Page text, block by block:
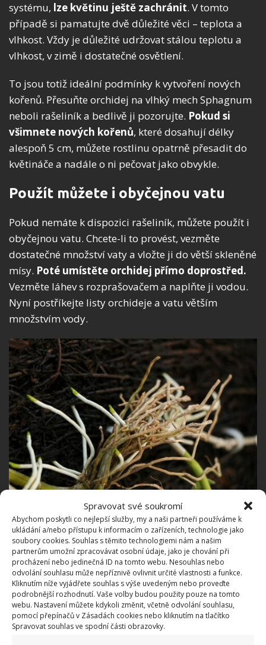
Spravovat své soukromí
Abychom poskytli co nejlepší služby, my a naši partneři používáme k
ukládání a/nebo přístupu k informacím o zařízeních, technologie jako
soubory cookies. Souhlas s těmito technologiemi nám a našim
partnerům umožní zpracovávat osobní údaje, jako je chování při
procházení nebo jedinečná ID na tomto webu. Nesouhlas nebo
odvolání souhlasu může nepříznivě ovlivnit určité vlastnosti a funkce.
Kliknutím níže vyjádřete souhlas s výše uvedeným nebo proveďte
podrobnější rozhodnutí. Vaše volby budou použity pouze na tomto
webu. Nastavení můžete kdykoli změnit, včetně odvolání souhlasu,
pomocí přepínačů v Zásadách cookies nebo kliknutím na tlačítko
Spravovat souhlas ve spodní části obrazovky.
systému, lze květinu ještě zachránit. V tomto
případě si pamatujte dvě důležité věci – teplota a
vlhkost. Vždy je důležité udržovat stálou teplotu a
vlhkost, v zimě i dostatečné osvětlení.
To jsou totiž ideální podmínky k vytvoření nových
kořenů. Přesuňte orchidej na vlhký mech Sphagnum
neboli rašeliník a bedlivě ji pozorujte. Pokud si
všimnete nových kořenů, které dosahují délky
alespoň 5 cm, můžete rostlinu opatrně přesadit do
květináče a nadále o ni pečovat jako obvykle.
Použít můžete i obyčejnou vatu
Pokud nemáte k dispozici rašeliník, můžete použít i
obyčejnou vatu. Chcete-li to provést, vezměte
dostatečné množství vaty a vložte ji do větší skleněné
mísy. Poté umístěte orchidej přímo doprostřed.
Vezměte láhev s rozprašovačem a naplňte ji vodou.
Nyní postříkejte listy orchideje a vatu větším
množstvím vody.
Voda se bude hromadit v drážkách listů. Z vaty pak
přebytečnou vlhkost vymačkejte, aby byla pouze
namokřená, ale ne nacucaná tekutinou.Abyste
předešli vzniku infekcí plísňovými chorobami
doporučuje se přidat do rozprašovače s půl litrem
vody pipetu okysličené vody, která květinu rychle
posílí a dodá jí energii.